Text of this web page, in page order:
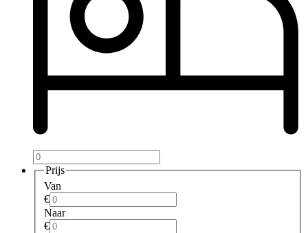
Prijs
Van
€
Naar
€